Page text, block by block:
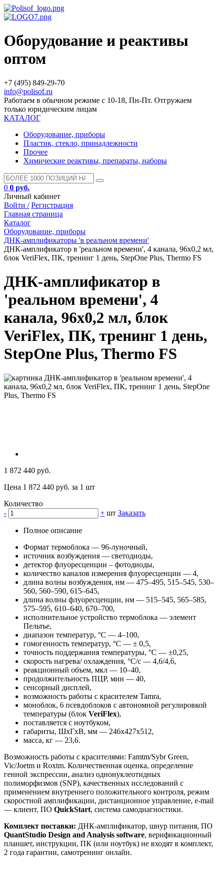
Оборудование и реактивы
оптом
+7 (495) 849-29-70
info@polisof.ru
Работаем в обычном режиме с 10-18, Пн-Пт. Отгружаем
только юридическим лицам
КАТАЛОГ
Оборудование, приборы
Пластик, стекло, принадлежности
Прочее
Химические реактивы, препараты, наборы
0 0 руб.
Личный кабинет
Войти / Регистрация
Главная страница
Каталог
Оборудование, приборы
ДНК-амплификаторы 'в реальном времени'
ДНК-амплификатор в 'реальном времени', 4 канала, 96х0,2 мл,
блок VeriFlex, ПК, тренинг 1 день, StepOne Plus, Thermo FS
ДНК-амплификатор в
'реальном времени', 4
канала, 96х0,2 мл, блок
VeriFlex, ПК, тренинг 1 день,
StepOne Plus, Thermo FS
1 872 440 руб.
Цена 1 872 440 руб. за 1 шт
Количество
-
+ шт Заказать
Полное описание
Формат термоблока — 96-луночный,
источник возбуждения — светодиоды,
детектор флуоресценции – фотодиоды,
количество каналов измерения флуоресценции — 4,
длина волны возбуждения, нм — 475–495, 515–545, 530–
560, 560–590, 615–645,
длина волны флуоресценции, нм — 515–545, 565–585,
575–595, 610–640, 670–700,
исполнительное устройство термоблока — элемент
Пельтье,
диапазон температур, °С — 4–100,
гомогенность температур, °C — ± 0,5,
точность поддержания температуры, °C — ±0,25,
скорость нагрева/ охлаждения, °C/с — 4,6/4,6,
реакционный объем, мкл — 10–40,
продолжительность ПЦР, мин — 40,
сенсорный дисплей,
возможность работы с красителем Tamra,
моноблок, 6 псевдоблоков с автономной регулировкой
температуры (блок VeriFlex),
поставляется с ноутбуком,
габариты, ШхГхВ, мм — 246х427х512,
масса, кг — 23,6.
Возможность работы с красителями: Famtm/Sybr Green,
Vic/Joetm и Roxtm. Количественная оценка, определение
генной экспрессии, анализ однонуклеотидных
полиморфизмов (SNP), качественных исследований с
применением внутреннего положительного контроля, режим
скоростной амплификации, дистанционное управление, e-mail
— клиент, ПО QuickStart, система самодиагностики.
Комплект поставки: ДНК-амплификатор, шнур питания, ПО
QuantStudio Design and Analysis software, верификационный
планшет, инструкции, ПК (или ноутбук) не входят в комплект,
2 года гарантии, самотренинг онлайн.